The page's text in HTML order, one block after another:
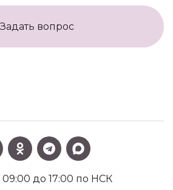
Задать вопрос
до 17:00 по НСК